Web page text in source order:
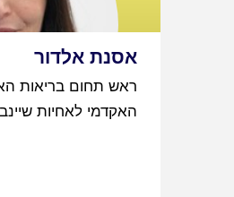
אסנת אלדור
ראש תחום בריאות
האקדמי לאחיות